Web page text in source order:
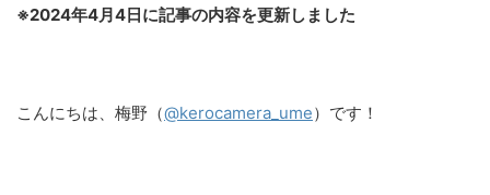
※2024年4月4日に記事の内容を更新しました
こんにちは、梅野（@kerocamera_ume）です！